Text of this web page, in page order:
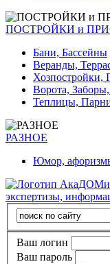
ПОСТРОЙКИ и
Бани, Бассейны
Веранды,
Хозпостройки,
Ворота,
Теплицы,
РАЗНОЕ
Юмор,
экспертизы,
Ваш логин
Ваш пароль